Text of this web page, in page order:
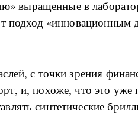
выращенные в
подход «инновационным
с точки зрения
и, похоже, что это уже
синтетические